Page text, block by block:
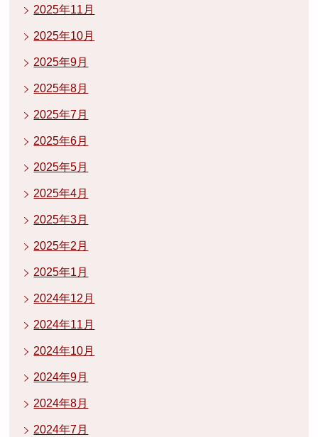
2025年11月
2025年10月
2025年9月
2025年8月
2025年7月
2025年6月
2025年5月
2025年4月
2025年3月
2025年2月
2025年1月
2024年12月
2024年11月
2024年10月
2024年9月
2024年8月
2024年7月